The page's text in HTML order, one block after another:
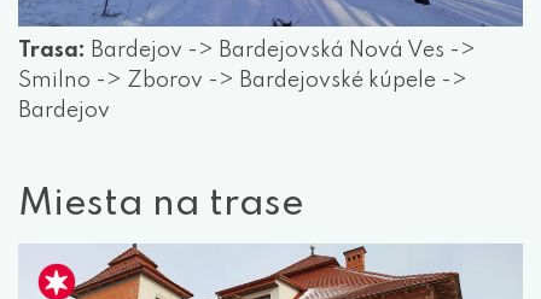
Trasa: Bardejov -> Bardejovská Nová Ves ->
Smilno -> Zborov -> Bardejovské kúpele ->
Bardejov
Miesta na trase